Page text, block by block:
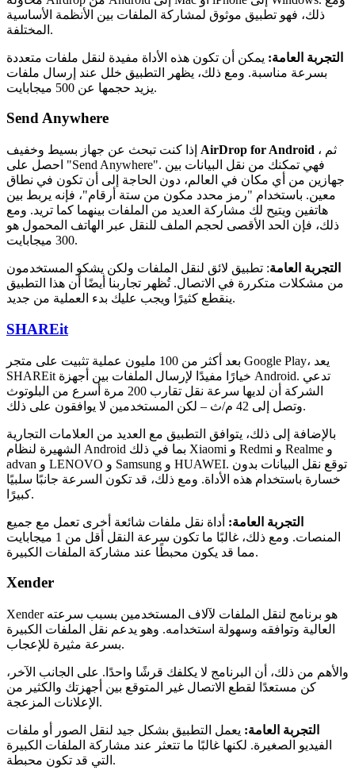
ذلك، فهو تطبيق موثوق لمشاركة الملفات بين الأنظمة الأساسية
المختلفة.
التجربة العامة: يمكن أن تكون هذه الأداة مفيدة لنقل ملفات متعددة
بسرعة مناسبة. ومع ذلك، يظهر التطبيق خلل عند إرسال ملفات
يزيد حجمها عن 500 ميجابايت.
Send Anywhere
AirDrop for Android ، ثم
احصل على "Send Anywhere". فهي تمكنك من نقل البيانات بين
جهازين من أي مكان في العالم، دون الحاجة إلى أن تكون في نطاق
معين. باستخدام "رمز محدد مكون من ستة أرقام"، فإنه يربط بين
هاتفين ويتيح لك مشاركة العديد من الملفات بينهما كما تريد. ومع
ذلك، فإن الحد الأقصى لحجم الملف للنقل عبر الهاتف المحمول هو
300 ميجابايت.
التجربة العامة: تطبيق لائق لنقل الملفات ولكن يشكو المستخدمون
من مشكلات متكررة في الاتصال. تُظهر تجاربنا أيضًا أن هذا التطبيق
ينقطع كثيرًا ويجب عليك بدء العملية من جديد.
SHAREit
بعد أكثر من 100 مليون عملية تثبيت على متجر Google Play، يعد
SHAREit خيارًا مفيدًا لإرسال الملفات بين أجهزة Android. تدعي
الشركة أن لديها سرعة نقل تقارب 200 مرة أسرع من البلوتوث
وتصل إلى 42 م/ث – لكن المستخدمين لا يوافقون على ذلك.
بالإضافة إلى ذلك، يتوافق التطبيق مع العديد من العلامات التجارية
الشهيرة لنظام Android بما في ذلك Xiaomi و Redmi و Realme و
advan و LENOVO و Samsung و HUAWEI. توقع نقل البيانات بدون
خسارة باستخدام هذه الأداة. ومع ذلك، قد تكون السرعة جانبًا سلبيًا
كبيرًا.
التجربة العامة: أداة نقل ملفات شائعة أخرى تعمل مع جميع
المنصات. ومع ذلك، غالبًا ما تكون سرعة النقل أقل من 1 ميجابايت
مما قد يكون محبطًا عند مشاركة الملفات الكبيرة.
Xender
Xender هو برنامج لنقل الملفات لآلاف المستخدمين بسبب سرعته
العالية وتوافقه وسهولة استخدامه. وهو يدعم نقل الملفات الكبيرة
بسرعة مثيرة للإعجاب.
والأهم من ذلك، أن البرنامج لا يكلفك قرشًا واحدًا. على الجانب الآخر،
كن مستعدًا لقطع الاتصال غير المتوقع بين أجهزتك والكثير من
الإعلانات المزعجة.
التجربة العامة: يعمل التطبيق بشكل جيد لنقل الصور أو ملفات
الفيديو الصغيرة. لكنها غالبًا ما تتعثر عند مشاركة الملفات الكبيرة
التي قد تكون محبطة.